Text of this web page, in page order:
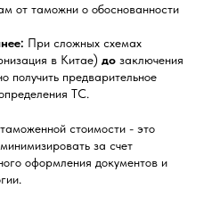
от таможни о обоснованности
При сложных схемах
в Китае) до заключения
получить предварительное
ТС.
стоимости - это
за счет
оформления документов и